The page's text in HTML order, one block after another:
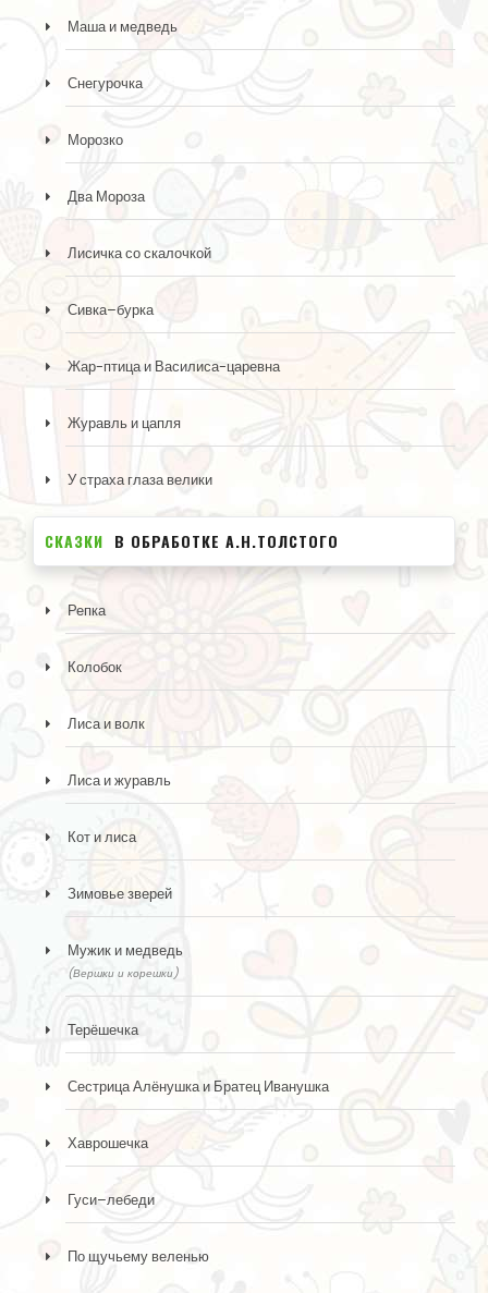
Маша и медведь
Снегурочка
Морозко
Два Мороза
Лисичка со скалочкой
Сивка–бурка
Жар-птица и Василиса-царевна
Журавль и цапля
У страха глаза велики
СКАЗКИ В ОБРАБОТКЕ А.Н.ТОЛСТОГО
Репка
Колобок
Лиса и волк
Лиса и журавль
Кот и лиса
Зимовье зверей
Мужик и медведь
(Вершки и корешки)
Терёшечка
Сестрица Алёнушка и Братец Иванушка
Хаврошечка
Гуси–лебеди
По щучьему веленью